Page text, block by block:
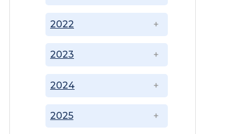
2022
2023
2024
2025